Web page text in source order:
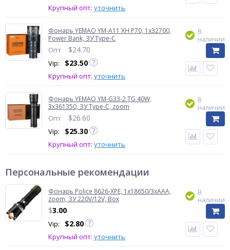
Крупный опт: уточнить
Фонарь YEMAO YM-A11 XH P70, 1x32700,
Power Bank, ЗУ Type-C
Опт $24.70
Vip: $23.50
Крупный опт: уточнить
В
наличии
Фонарь YEMAO YM-G33-2 TG 40W,
3x361350, ЗУ Type-C, zoom
Опт $26.60
Vip: $25.30
Крупный опт: уточнить
В
наличии
Персональные рекомендации
Фонарь Police 8626-XPE, 1х18650/3xAAA,
zoom, ЗУ 220V/12V, Box
$3.00
Vip: $2.80
Крупный опт: уточнить
В
наличии